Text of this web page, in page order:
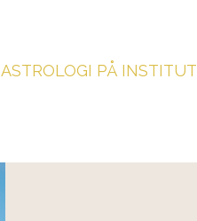
ASTROLOGI PÅ